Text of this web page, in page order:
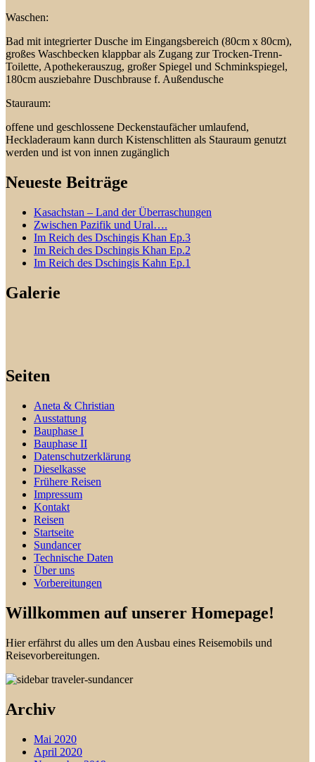
Waschen:
Bad mit integrierter Dusche im Eingangsbereich (80cm x 80cm),
großes Waschbecken klappbar als Zugang zur Trocken-Trenn-
Toilette, Apothekerauszug, großer Spiegel und Schminkspiegel,
180cm ausziebahre Duschbrause f. Außendusche
Stauraum:
offene und geschlossene Deckenstaufächer umlaufend,
Heckladeraum kann durch Kistenschlitten als Stauraum genutzt
werden und ist von innen zugänglich
Neueste Beiträge
Kasachstan – Land der Überraschungen
Zwischen Pazifik und Ural….
Im Reich des Dschingis Khan Ep.3
Im Reich des Dschingis Khan Ep.2
Im Reich des Dschingis Kahn Ep.1
Galerie
Seiten
Aneta & Christian
Ausstattung
Bauphase I
Bauphase II
Datenschutzerklärung
Dieselkasse
Frühere Reisen
Impressum
Kontakt
Reisen
Startseite
Sundancer
Technische Daten
Über uns
Vorbereitungen
Willkommen auf unserer Homepage!
Hier erfährst du alles um den Ausbau eines Reisemobils und
Reisevorbereitungen.
Archiv
Mai 2020
April 2020